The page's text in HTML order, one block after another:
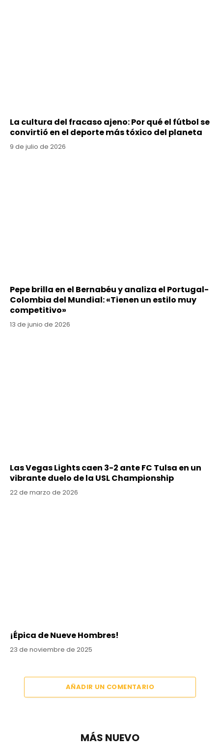
La cultura del fracaso ajeno: Por qué el fútbol se
convirtió en el deporte más tóxico del planeta
9 de julio de 2026
Pepe brilla en el Bernabéu y analiza el Portugal-
Colombia del Mundial: «Tienen un estilo muy
competitivo»
13 de junio de 2026
Las Vegas Lights caen 3-2 ante FC Tulsa en un
vibrante duelo de la USL Championship
22 de marzo de 2026
¡Épica de Nueve Hombres!
23 de noviembre de 2025
AÑADIR UN COMENTARIO
MÁS NUEVO